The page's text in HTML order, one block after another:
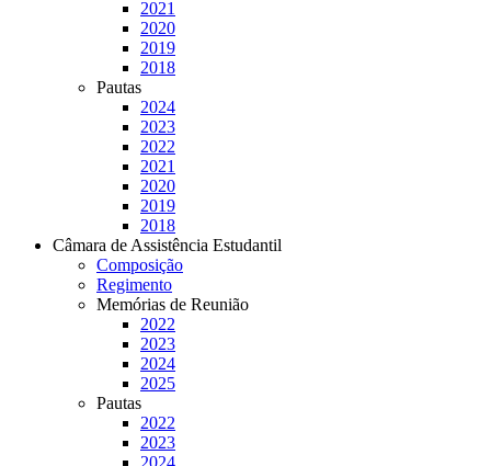
2021
2020
2019
2018
Pautas
2024
2023
2022
2021
2020
2019
2018
Câmara de Assistência Estudantil
Composição
Regimento
Memórias de Reunião
2022
2023
2024
2025
Pautas
2022
2023